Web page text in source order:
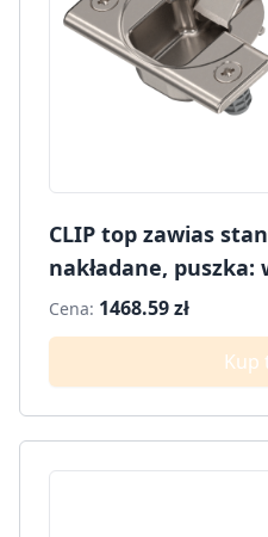
CLIP top zawias
nakładane, puszka:
Cena: 1468.59 zł
Kup